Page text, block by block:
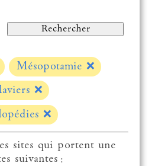
Mésopotamie ❌
❌
❌
sites qui portent une
suivantes :